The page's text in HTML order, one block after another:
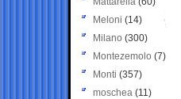
Meloni (14)
Milano (300)
Montezemolo (7)
Monti (357)
moschea (11)